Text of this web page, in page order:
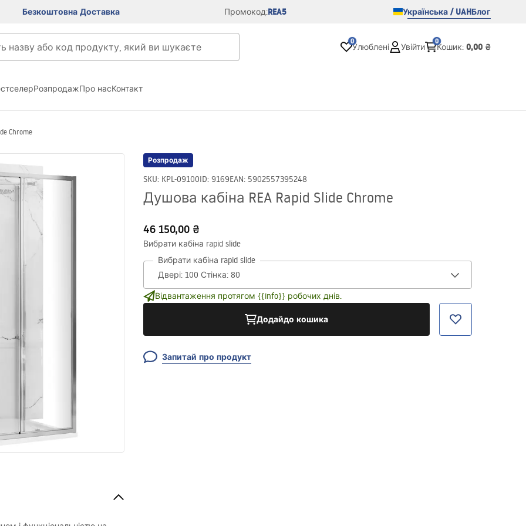
Безкоштовна Доставка Промокод:REA5 Українська / UAHБлог
0
Улюблені Увійти
0
Кошик: 0,00 ₴
РозпродажПро насКонтакт
Chrome
Розпродаж
SKU: KPL-09100ID: 9169EAN: 5902557395248
Душова кабіна REA Rapid Slide Chrome
46 150,00 ₴
Вибрати кабіна rapid slide
Вибрати кабіна rapid slide
Відвантаження протягом {{info}} робочих днів.
Додайдо кошика
Запитай про продукт